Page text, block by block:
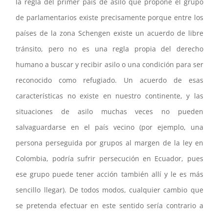
de parlamentarios existe precisamente porque entre los
países de la zona Schengen existe un acuerdo de libre
tránsito, pero no es una regla propia del derecho
humano a buscar y recibir asilo o una condición para ser
reconocido como refugiado. Un acuerdo de esas
características no existe en nuestro continente, y las
situaciones de asilo muchas veces no pueden
salvaguardarse en el país vecino (por ejemplo, una
persona perseguida por grupos al margen de la ley en
Colombia, podría sufrir persecución en Ecuador, pues
ese grupo puede tener acción también allí y le es más
sencillo llegar). De todos modos, cualquier cambio que
se pretenda efectuar en este sentido sería contrario a